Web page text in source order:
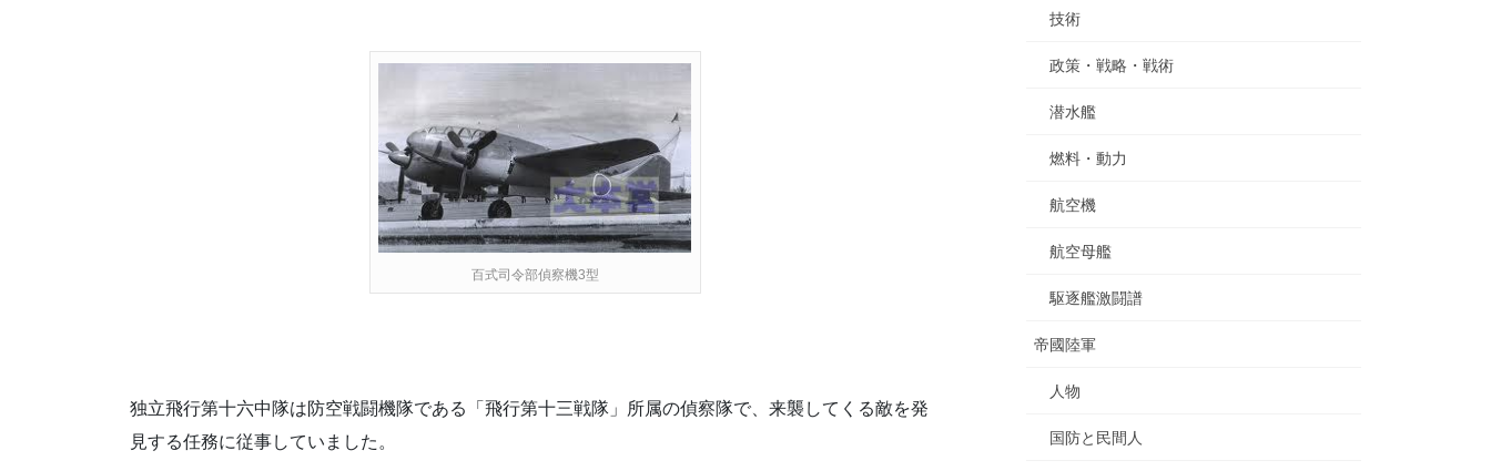
百式司令部偵察機3型
独立飛行第十六中隊は防空戦闘機隊である「飛行第十三戦隊」所属の偵察隊で、来襲してくる敵を発
見する任務に従事していました。
技術
政策・戦略・戦術
潜水艦
燃料・動力
航空機
航空母艦
駆逐艦激闘譜
帝國陸軍
人物
国防と民間人